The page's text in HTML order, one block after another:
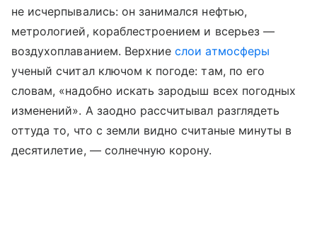
не исчерпывались: он занимался нефтью,
метрологией, кораблестроением и всерьез —
воздухоплаванием. Верхниеслои атмосферы
ученый считал ключом к погоде: там, по его
словам, «надобно искать зародыш всех погодных
изменений». А заодно рассчитывал разглядеть
оттуда то, что с земли видно считаные минуты в
десятилетие, — солнечную корону.